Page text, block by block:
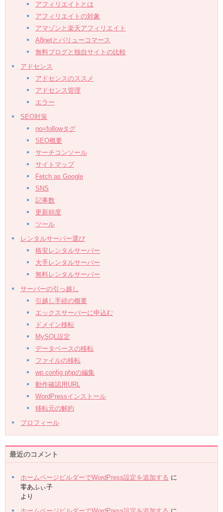
アフィリエイトとは
アフィリエイトの対象
アマゾンと楽天アフィリエイト
A8netとバリューコマース
無料ブログと独自サイトの比較
アドセンス
アドセンスのススメ
アドセンス管理
エラー
SEO対策
no=followタグ
SEO概要
サーチコンソール
サイトマップ
Fetch as Google
SNS
記事数
更新頻度
ツール
レンタルサーバー選び
格安レンタルサーバー
大手レンタルサーバー
無料レンタルサーバー
サーバーの引っ越し
引越し手続の概要
エックスサーバーに申込む
ドメイン移転
MySQL設定
データベースの移転
ファイルの移転
wp config phpの編集
動作確認用URL
WordPressインストール
移転元の解約
プロフィール
最近のコメント
ホームページビルダーでWordPress設定を追加する に
零あふぃ子
より